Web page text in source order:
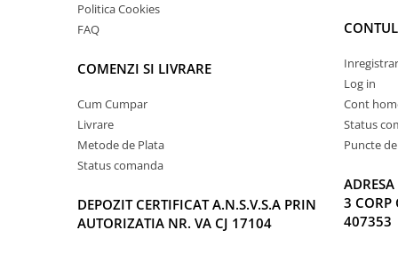
Politica Cookies
FAQ
COMENZI SI LIVRARE
Cum Cumpar
Livrare
Metode de Plata
Status comanda
DEPOZIT CERTIFICAT A.N.S.V.S.A PRIN
AUTORIZATIA NR. VA CJ 17104
Log in
Cont
Status
Puncte
3 CORP
407353